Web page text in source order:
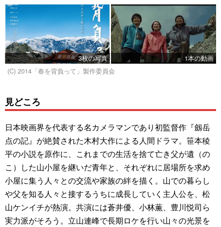
3枚の写真
1本の動画
(C) 2014「春を背負って」製作委員会
見どころ
日本映画界を代表する名カメラマンであり初監督作『劔岳
点の記』が絶賛された木村大作による人間ドラマ。笹本稜
平の小説を原作に、これまでの生活を捨て亡き父が遺（の
こ）した山小屋を継いだ青年と、それぞれに居場所を求め
小屋に集う人々との交流や家族の絆を描く。山での暮らし
や父を知る人々と接するうちに成長していく主人公を、松
山ケンイチが熱演。共演には蒼井優、小林薫、豊川悦司ら
実力派がそろう。立山連峰で長期ロケを行い山々の光景を